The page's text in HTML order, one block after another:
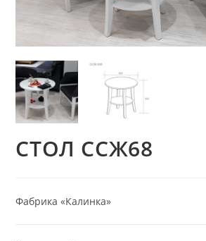
СТОЛ ССЖ68
Фабрика «Калинка»